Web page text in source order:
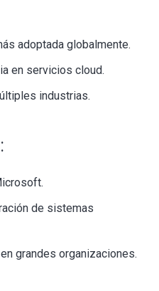
adoptada globalmente.
en servicios cloud.
industrias.
de sistemas
grandes organizaciones.